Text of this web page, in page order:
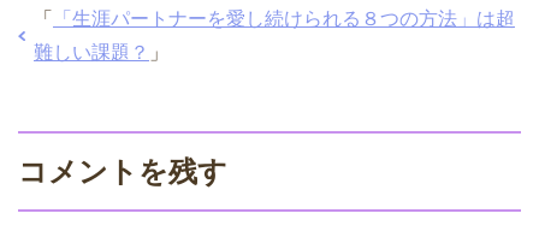
「
「生涯パートナーを愛し続けられる８つの方法」は超
難しい課題？ 」
コメントを残す